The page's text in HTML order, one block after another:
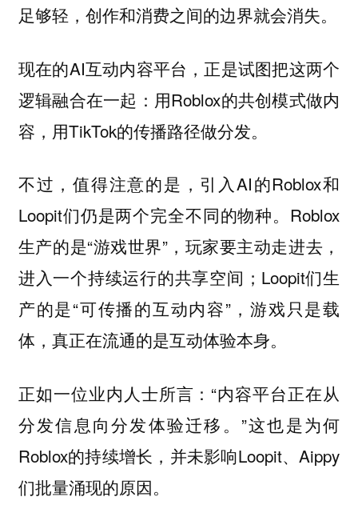
足够轻，创作和消费之间的边界就会消失。
现在的AI互动内容平台，正是试图把这两个
逻辑融合在一起：用Roblox的共创模式做内
容，用TikTok的传播路径做分发。
不过，值得注意的是，引入AI的Roblox和
Loopit们仍是两个完全不同的物种。Roblox
生产的是“游戏世界”，玩家要主动走进去，
进入一个持续运行的共享空间；Loopit们生
产的是“可传播的互动内容”，游戏只是载
体，真正在流通的是互动体验本身。
正如一位业内人士所言：“内容平台正在从
分发信息向分发体验迁移。”这也是为何
Roblox的持续增长，并未影响Loopit、Aippy
们批量涌现的原因。